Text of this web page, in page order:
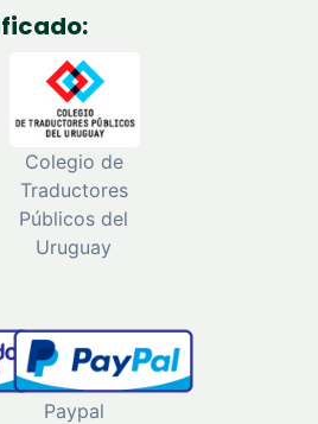
Colegio de
Traductores
Públicos del
Uruguay
Paypal